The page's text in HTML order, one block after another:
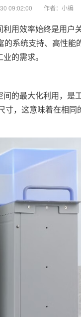
09:02:00 作者：小编
用效率始终是用户
系统支持、高性
的需求。
最大化利用，是
，这意味着在相